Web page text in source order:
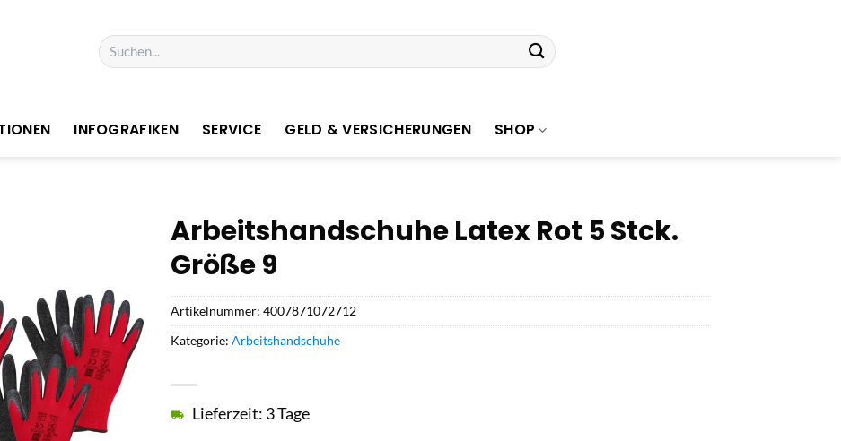
Suchen
nach:
INFOGRAFIKEN SERVICE GELD & VERSICHERUNGEN SHOP
Arbeitshandschuhe Latex Rot 5 Stck.
Größe 9
Lieferzeit: 3 Tage
Artikelnummer: 4007871072712
Kategorie: Arbeitshandschuhe